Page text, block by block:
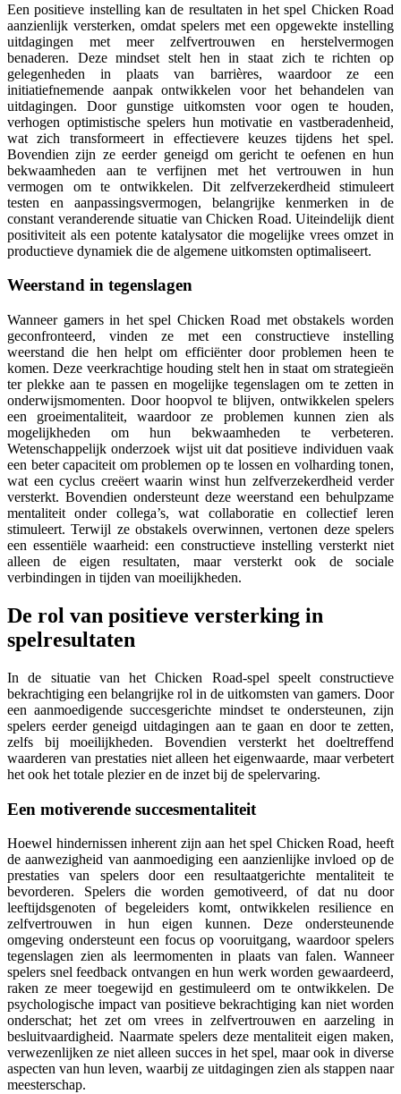
Een positieve instelling kan de resultaten in het spel Chicken Road
aanzienlijk versterken, omdat spelers met een opgewekte instelling
uitdagingen met meer zelfvertrouwen en herstelvermogen
benaderen. Deze mindset stelt hen in staat zich te richten op
gelegenheden in plaats van barrières, waardoor ze een
initiatiefnemende aanpak ontwikkelen voor het behandelen van
uitdagingen. Door gunstige uitkomsten voor ogen te houden,
verhogen optimistische spelers hun motivatie en vastberadenheid,
wat zich transformeert in effectievere keuzes tijdens het spel.
Bovendien zijn ze eerder geneigd om gericht te oefenen en hun
bekwaamheden aan te verfijnen met het vertrouwen in hun
vermogen om te ontwikkelen. Dit zelfverzekerdheid stimuleert
testen en aanpassingsvermogen, belangrijke kenmerken in de
constant veranderende situatie van Chicken Road. Uiteindelijk dient
positiviteit als een potente katalysator die mogelijke vrees omzet in
productieve dynamiek die de algemene uitkomsten optimaliseert.
Weerstand in tegenslagen
Wanneer gamers in het spel Chicken Road met obstakels worden
geconfronteerd, vinden ze met een constructieve instelling
weerstand die hen helpt om efficiënter door problemen heen te
komen. Deze veerkrachtige houding stelt hen in staat om strategieën
ter plekke aan te passen en mogelijke tegenslagen om te zetten in
onderwijsmomenten. Door hoopvol te blijven, ontwikkelen spelers
een groeimentaliteit, waardoor ze problemen kunnen zien als
mogelijkheden om hun bekwaamheden te verbeteren.
Wetenschappelijk onderzoek wijst uit dat positieve individuen vaak
een beter capaciteit om problemen op te lossen en volharding tonen,
wat een cyclus creëert waarin winst hun zelfverzekerdheid verder
versterkt. Bovendien ondersteunt deze weerstand een behulpzame
mentaliteit onder collega’s, wat collaboratie en collectief leren
stimuleert. Terwijl ze obstakels overwinnen, vertonen deze spelers
een essentiële waarheid: een constructieve instelling versterkt niet
alleen de eigen resultaten, maar versterkt ook de sociale
verbindingen in tijden van moeilijkheden.
De rol van positieve versterking in
spelresultaten
In de situatie van het Chicken Road-spel speelt constructieve
bekrachtiging een belangrijke rol in de uitkomsten van gamers. Door
een aanmoedigende succesgerichte mindset te ondersteunen, zijn
spelers eerder geneigd uitdagingen aan te gaan en door te zetten,
zelfs bij moeilijkheden. Bovendien versterkt het doeltreffend
waarderen van prestaties niet alleen het eigenwaarde, maar verbetert
het ook het totale plezier en de inzet bij de spelervaring.
Een motiverende succesmentaliteit
Hoewel hindernissen inherent zijn aan het spel Chicken Road, heeft
de aanwezigheid van aanmoediging een aanzienlijke invloed op de
prestaties van spelers door een resultaatgerichte mentaliteit te
bevorderen. Spelers die worden gemotiveerd, of dat nu door
leeftijdsgenoten of begeleiders komt, ontwikkelen resilience en
zelfvertrouwen in hun eigen kunnen. Deze ondersteunende
omgeving ondersteunt een focus op vooruitgang, waardoor spelers
tegenslagen zien als leermomenten in plaats van falen. Wanneer
spelers snel feedback ontvangen en hun werk worden gewaardeerd,
raken ze meer toegewijd en gestimuleerd om te ontwikkelen. De
psychologische impact van positieve bekrachtiging kan niet worden
onderschat; het zet om vrees in zelfvertrouwen en aarzeling in
besluitvaardigheid. Naarmate spelers deze mentaliteit eigen maken,
verwezenlijken ze niet alleen succes in het spel, maar ook in diverse
aspecten van hun leven, waarbij ze uitdagingen zien als stappen naar
meesterschap.